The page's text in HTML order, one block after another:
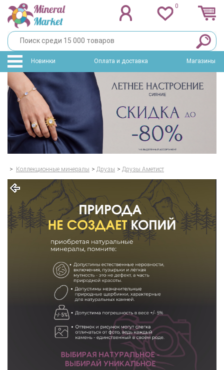
0
Новинки Оплата и доставка Магазины
> Коллекционные минералы > Друзы > Друзы Аметист